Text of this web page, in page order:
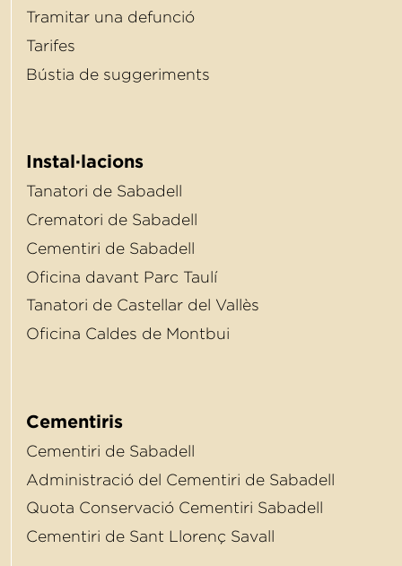
Tramitar una defunció
Tarifes
Bústia de suggeriments
Instal·lacions
Tanatori de Sabadell
Crematori de Sabadell
Cementiri de Sabadell
Oﬁcina davant Parc Taulí
Tanatori de Castellar del Vallès
Oﬁcina Caldes de Montbui
Cementiris
Cementiri de Sabadell
Administració del Cementiri de Sabadell
Quota Conservació Cementiri Sabadell
Cementiri de Sant Llorenç Savall